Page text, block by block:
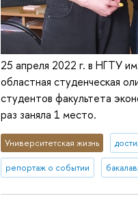
25 апреля 2022 г. в НГТУ
областная студенческая
студентов факультета
раз заняла 1 место.
Университетская жизнь
репортаж о событии